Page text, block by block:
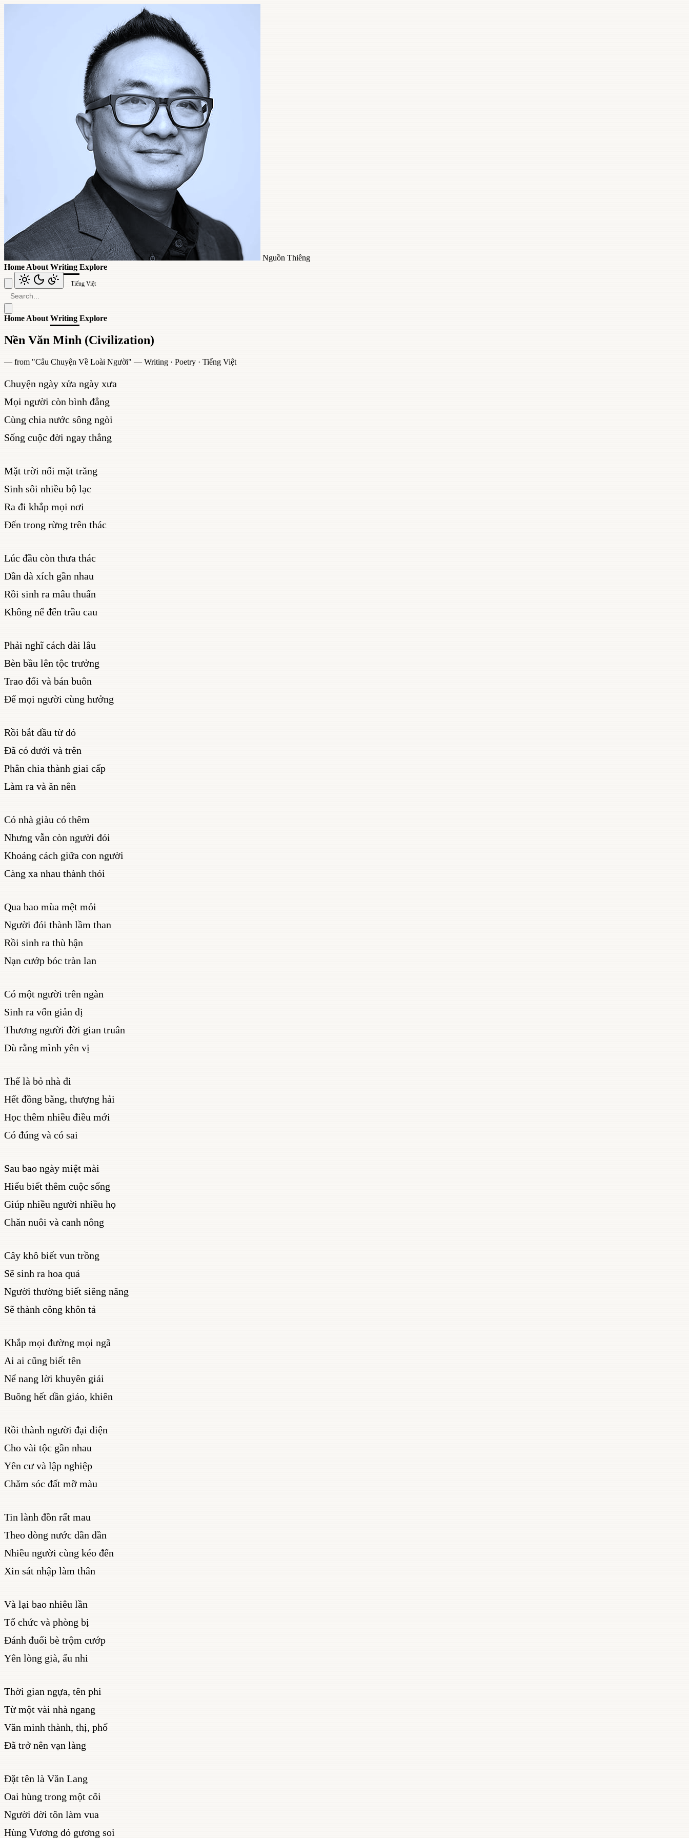
Nguồn Thiêng
Home About Writing Explore
Tiếng Việt
Home About Writing Explore
Nền Văn Minh (Civilization)
— from "Câu Chuyện Về Loài Người" —Writing · Poetry · Tiếng Việt
Chuyện ngày xửa ngày xưa
Mọi người còn bình đẳng
Cùng chia nước sông ngòi
Sống cuộc đời ngay thẳng
Mặt trời nối mặt trăng
Sinh sôi nhiều bộ lạc
Ra đi khắp mọi nơi
Đến trong rừng trên thác
Lúc đầu còn thưa thác
Dần dà xích gần nhau
Rồi sinh ra mâu thuẩn
Không nể đến trầu cau
Phải nghĩ cách dài lâu
Bèn bầu lên tộc trưởng
Trao đổi và bán buôn
Để mọi người cùng hưởng
Rồi bắt đầu từ đó
Đã có dưới và trên
Phân chia thành giai cấp
Làm ra và ăn nên
Có nhà giàu có thêm
Nhưng vẫn còn người đói
Khoảng cách giữa con người
Càng xa nhau thành thói
Qua bao mùa mệt mỏi
Người đói thành lầm than
Rồi sinh ra thù hận
Nạn cướp bóc tràn lan
Có một người trên ngàn
Sinh ra vốn giản dị
Thương người đời gian truân
Dù rằng mình yên vị
Thế là bỏ nhà đi
Hết đồng bằng, thượng hải
Học thêm nhiều điều mới
Có đúng và có sai
Sau bao ngày miệt mài
Hiểu biết thêm cuộc sống
Giúp nhiều người nhiều họ
Chăn nuôi và canh nông
Cây khô biết vun trồng
Sẽ sinh ra hoa quả
Người thường biết siêng năng
Sẽ thành công khôn tả
Khắp mọi đường mọi ngã
Ai ai cũng biết tên
Nể nang lời khuyên giải
Buông hết dần giáo, khiên
Rồi thành người đại diện
Cho vài tộc gần nhau
Yên cư và lập nghiệp
Chăm sóc đất mỡ màu
Tin lành đồn rất mau
Theo dòng nước dần dần
Nhiều người cùng kéo đến
Xin sát nhập làm thân
Và lại bao nhiêu lần
Tổ chức và phòng bị
Đánh đuổi bè trộm cướp
Yên lòng già, ấu nhi
Thời gian ngựa, tên phi
Từ một vài nhà ngang
Văn minh thành, thị, phố
Đã trở nên vạn làng
Đặt tên là Văn Lang
Oai hùng trong một cõi
Người đời tôn làm vua
Hùng Vương đó gương soi